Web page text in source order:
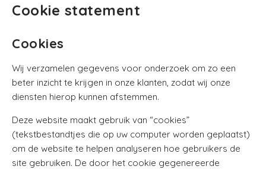
Cookie statement
Cookies
Wij verzamelen gegevens voor onderzoek om zo een
beter inzicht te krijgen in onze klanten, zodat wij onze
diensten hierop kunnen afstemmen.
Deze website maakt gebruik van “cookies”
(tekstbestandtjes die op uw computer worden geplaatst)
om de website te helpen analyseren hoe gebruikers de
site gebruiken. De door het cookie gegenereerde